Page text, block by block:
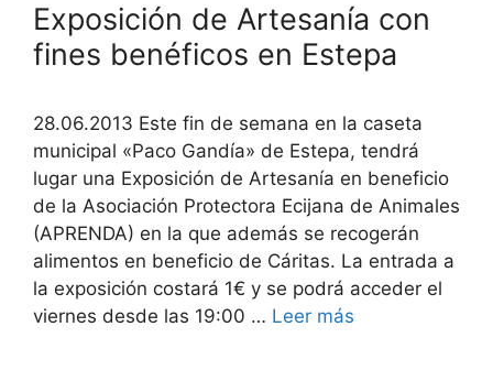
Exposición de Artesanía con
fines benéficos en Estepa
28.06.2013 Este fin de semana en la caseta
municipal «Paco Gandía» de Estepa, tendrá
lugar una Exposición de Artesanía en beneficio
de la Asociación Protectora Ecijana de Animales
(APRENDA) en la que además se recogerán
alimentos en beneficio de Cáritas. La entrada a
la exposición costará 1€ y se podrá acceder el
viernes desde las 19:00 … Leer más